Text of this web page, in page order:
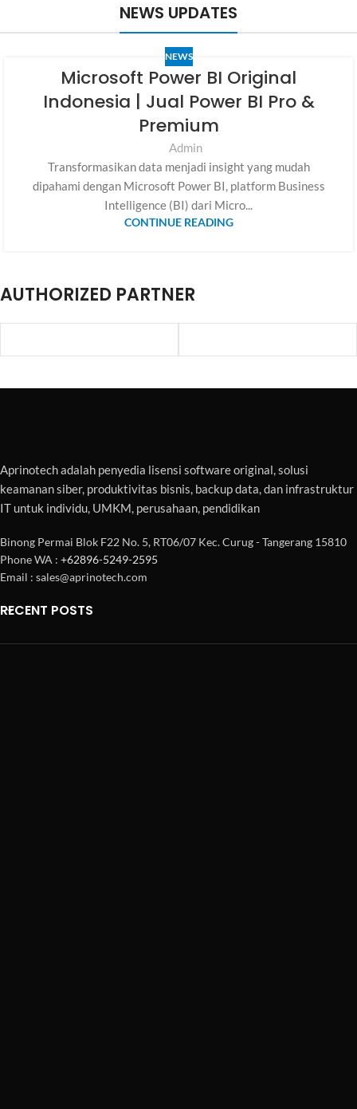
NEWS UPDATES
NEWS
Microsoft Power BI Original
Indonesia | Jual Power BI Pro &
Premium
Admin
Transformasikan data menjadi insight yang mudah
dipahami dengan Microsoft Power BI, platform Business
Intelligence (BI) dari Micro...
CONTINUE READING
AUTHORIZED PARTNER
Aprinotech adalah penyedia lisensi software original, solusi
keamanan siber, produktivitas bisnis, backup data, dan infrastruktur
Binong Permai Blok F22 No. 5, RT06/07 Kec. Curug - Tangerang 15810
Phone WA :+62896-5249-2595